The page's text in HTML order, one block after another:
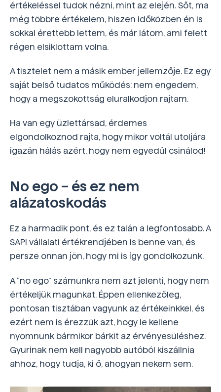
értékeléssel tudok nézni, mint az elején. Sőt, ma
még többre értékelem, hiszen időközben én is
sokkal érettebb lettem, és már látom, ami felett
régen elsiklottam volna.
A tisztelet nem a másik ember jellemzője. Ez egy
saját belső tudatos működés: nem engedem,
hogy a megszokottság eluralkodjon rajtam.
Ha van egy üzlettársad, érdemes
elgondolkoznod rajta, hogy mikor voltál utoljára
igazán hálás azért, hogy nem egyedül csinálod!
No ego – és ez nem
alázatoskodás
Ez a harmadik pont, és ez talán a legfontosabb. A
SAPI vállalati értékrendjében is benne van, és
persze onnan jön, hogy mi is így gondolkozunk.
A “no ego” számunkra nem azt jelenti, hogy nem
értékeljük magunkat. Éppen ellenkezőleg,
pontosan tisztában vagyunk az értékeinkkel, és
ezért nem is érezzük azt, hogy le kellene
nyomnunk bármikor bárkit az érvényesüléshez.
Gyurinak nem kell nagyobb autóból kiszállnia
ahhoz, hogy tudja, ki ő, ahogyan nekem sem.